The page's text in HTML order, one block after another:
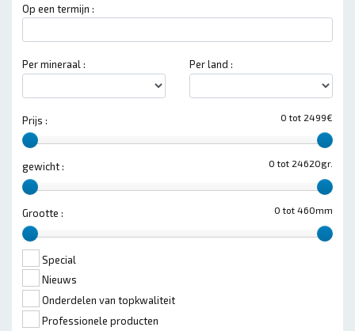
Op een termijn :
Per mineraal : Per land :
0 tot 2499€
Prijs :
0 tot 24620gr.
gewicht :
0 tot 460mm
Grootte :
Special
Nieuws
Onderdelen van topkwaliteit
Professionele producten